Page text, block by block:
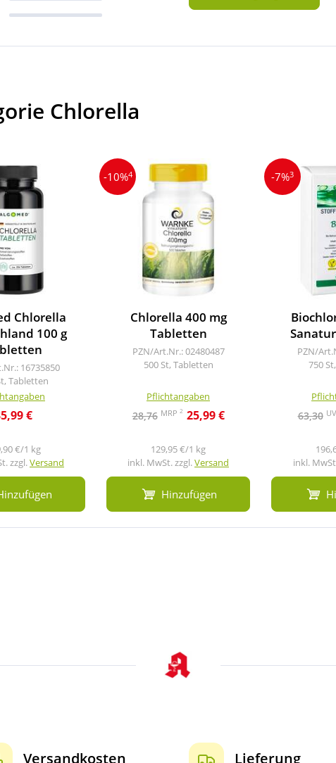
Chlorella
Chlorella
100 g
16735850
Tabletten
€
€/1 kg
zzgl.Versand
-10%4
Chlorella 400 mg
Tabletten
PZN/Art.Nr.: 02480487
500 St, Tabletten
Pflichtangaben
28,76 MRP 2 25,99 €
129,95 €/1 kg
inkl. MwSt. zzgl.Versand
Hinzufügen
-7%3
PZN/
750
63,30
inkl.
Versandkosten Lieferung